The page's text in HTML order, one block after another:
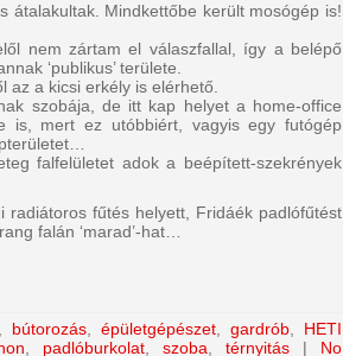
átalakultak. Mindkettőbe került mosógép is!
nem zártam el válaszfallal, így a belépő
‘publikus’ területe.
az a kicsi erkély is elérhető.
szobája, de itt kap helyet a home-office
is, mert ez utóbbiért, vagyis egy futógép
falfelületet adok a beépített-szekrények
fűtés helyett, Fridáék padlófűtést
falán ‘marad’-hat…
bútorozás ,épületgépészet ,gardrób
HETI
padlóburkolat szoba térnyitás | No